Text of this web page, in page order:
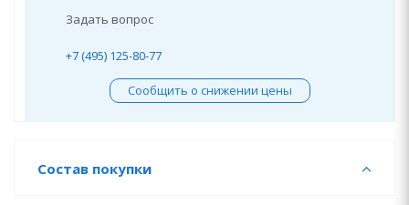
Задать вопрос
+7 (495) 125-80-77
Сообщить о снижении цены
Состав покупки